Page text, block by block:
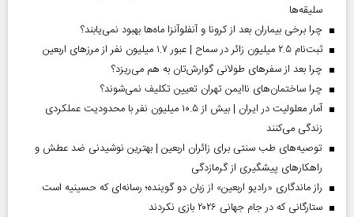
سلیقه‌ها
چرا برخی بیماران بعد از کرونا و آنفلوآنزا ماه‌ها بهبود نمی‌یابند؟
ثبت‌نام ۲.۵ میلیون زائر در سماح | عبور ۱.۷ میلیون نفر از مرز‌های اربعین
چرا بعد از سفرهای طولانی گوارش‌تان به هم می‌ریزد؟
چرا ساختمان‌های ناایمن تهران تعیین تکلیف نمی‌شوند؟
آمار معلولیت در ایران | بیش از ۱۰.۵ میلیون نفر با محدودیت عملکردی
زندگی می‌کنند
توصیه‌های طب سنتی برای زائران اربعین | بهترین نوشیدنی ضد عطش و
راهکارهای پیشگیری از گرمازدگی
راز ماندگاری «رادیو اربعین» از زبان دو گوینده؛ رسانه‌ای که حسینیه است
ستارگانی که در جام جهانی ۲۰۲۶ بازی نکردند